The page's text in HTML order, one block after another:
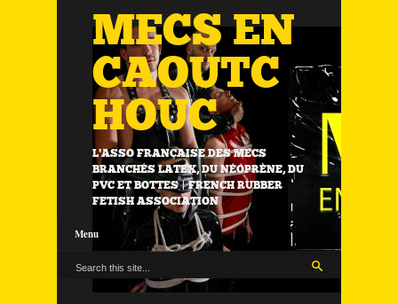
MECS EN
CAOUTC
HOUC
L'ASSO FRANÇAISE DES MECS
BRANCHÉS LATEX, DU NÉOPRÈNE, DU
PVC ET BOTTES | FRENCH RUBBER
FETISH ASSOCIATION
Menu